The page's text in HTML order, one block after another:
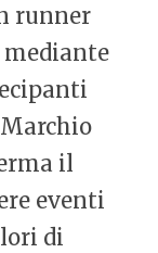
runner
il
eventi
di